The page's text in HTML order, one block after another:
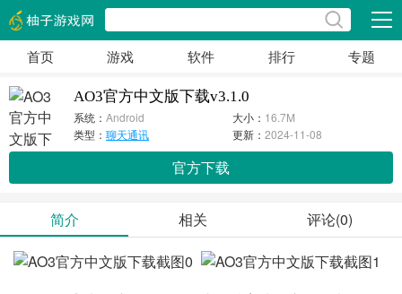
展开
首页 游戏 软件 排行 专题
AO3官方中文版下载v3.1.0
系统： Android 大小： 16.7M
类型： 聊天通讯 更新：2024-11-08
官方下载
简介 相关 评论(0)